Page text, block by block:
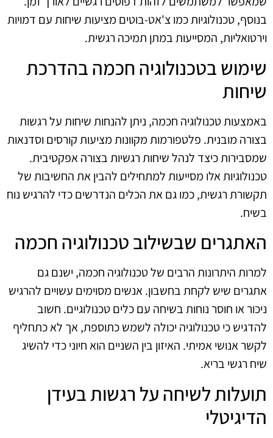
בנוסף, טכנולוגיות כמו צ'אט-בוטים מציעות שיחות עם דמויות
וירטואליות, המסייעות במתן תמיכה רגשית.
שימוש בטכנולוגיה חכמה בהדרכת
שיחות
באמצעות טכנולוגיה חכמה, ניתן להנחות שיחות על רגשות
בצורה מובנית. פלטפורמות מקוונות מציעות קורסים וסדנאות
שמסבירות כיצד לנהל שיחות רגשיות בצורה אפקטיבית.
טכנולוגיות אלו מסייעות למתחילים להבין את החשיבות של
תקשורת רגשית, כמו גם את הכלים הנדרשים כדי להרגיש נוח
בשיח.
האתגרים שבשילוב טכנולוגיה חכמה
למרות היתרונות הרבים של טכנולוגיה חכמה, ישנם גם
אתגרים שיש לקחת בחשבון. אנשים מסוימים עשויים להרגיש
ניכור או חוסר נוחות בשיחה עם כלים טכנולוגיים. חשוב
להדגיש כי טכנולוגיה יכולה לשמש כתוספת, אך לא כתחליף
לקשר אנושי אמיתי. האיזון בין השניים הוא חיוני כדי להשיג
שיח רגשי בריא.
תועלות לשיחה על רגשות בעידן
הדיגיטלי